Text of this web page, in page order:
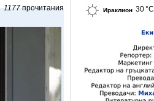
1177 прочитания Ираклион 30 °C